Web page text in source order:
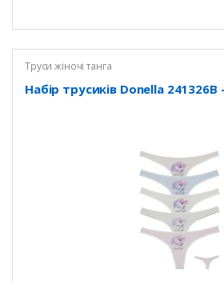
Труси жіночі танга
Набір трусиків Donella